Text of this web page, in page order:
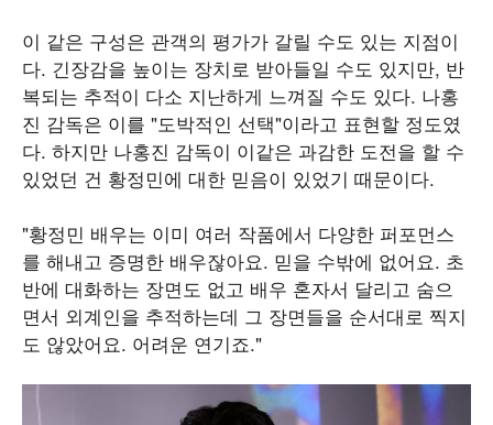
이 같은 구성은 관객의 평가가 갈릴 수도 있는 지점이
다. 긴장감을 높이는 장치로 받아들일 수도 있지만, 반
복되는 추적이 다소 지난하게 느껴질 수도 있다. 나홍
진 감독은 이를 "도박적인 선택"이라고 표현할 정도였
다. 하지만 나홍진 감독이 이같은 과감한 도전을 할 수
있었던 건 황정민에 대한 믿음이 있었기 때문이다.
"황정민 배우는 이미 여러 작품에서 다양한 퍼포먼스
를 해내고 증명한 배우잖아요. 믿을 수밖에 없어요. 초
반에 대화하는 장면도 없고 배우 혼자서 달리고 숨으
면서 외계인을 추적하는데 그 장면들을 순서대로 찍지
도 않았어요. 어려운 연기죠."